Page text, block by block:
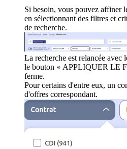
Si besoin, vous pouvez affiner
en sélectionnant des filtres et
de recherche.
La recherche est relancée
le bouton « APPLIQUER LE
ferme.
Pour certains d'entre eux, un
d'offres correspondant.